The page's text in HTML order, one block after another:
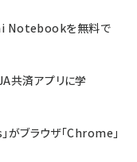
Notebookを無料で
共済アプリに学
ブラウザ「Chrome」